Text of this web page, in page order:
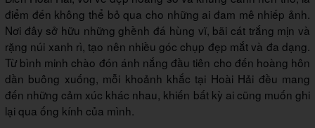
điểm đến không thể bỏ qua cho những ai đam mê nhiếp ảnh.
Nơi đây sở hữu những ghềnh đá hùng vĩ, bãi cát trắng mịn và
rặng núi xanh rì, tạo nên nhiều góc chụp đẹp mắt và đa dạng.
Từ bình minh chào đón ánh nắng đầu tiên cho đến hoàng hôn
dần buông xuống, mỗi khoảnh khắc tại Hoài Hải đều mang
đến những cảm xúc khác nhau, khiến bất kỳ ai cũng muốn ghi
lại qua ống kính của mình.